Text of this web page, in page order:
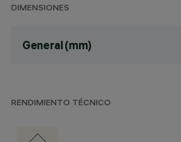
DIMENSIONES
General (mm)
RENDIMIENTO TÉCNICO